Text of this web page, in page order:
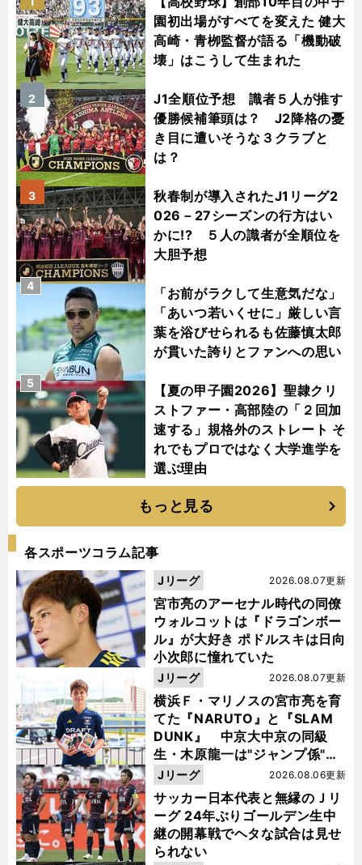
園初出場がすべてを変えた 健大
高崎・青栁監督が語る「機動破
壊」はこうして生まれた
J1全順位予想 識者５人が推す
優勝候補筆頭は？ J2降格の憂
き目に遭いそうな３クラブと
は？
2
秋春制が導入されたJ1リーグ2
026－27シーズンの行方はい
かに!? ５人の識者が全順位を
大胆予想
3
「お前がラクして生意気だな」
「あいつ若いくせに」厳しい言
葉を浴びせられるも佐藤慎太郎
が貫いた誇りとファンへの思い
4
【夏の甲子園2026】聖隷クリ
ストファー・高部陸の「２回加
速する」規格外のストレート そ
れでもプロではなく大学進学を
選ぶ理由
5
もっと見る
各スポーツコラム記事
宮市亮のアーセナル時代の同僚
ウォルコットは『ドラゴンボー
ル』が大好き ポドルスキは日向
小次郎に憧れていた
2026.08.07更新
Jリーグ
横浜Ｆ・マリノスの宮市亮を育
てた『NARUTO』と『SLAM
DUNK』 中京大中京の同級
生・木原龍一は"ジャンプ係"だ
った
2026.08.07更新
Jリーグ
サッカー日本代表と無縁のＪリ
ーグ 24年ぶりゴールデン生中
継の開幕戦でヘタな試合は見せ
られない
2026.08.06更新
Jリーグ